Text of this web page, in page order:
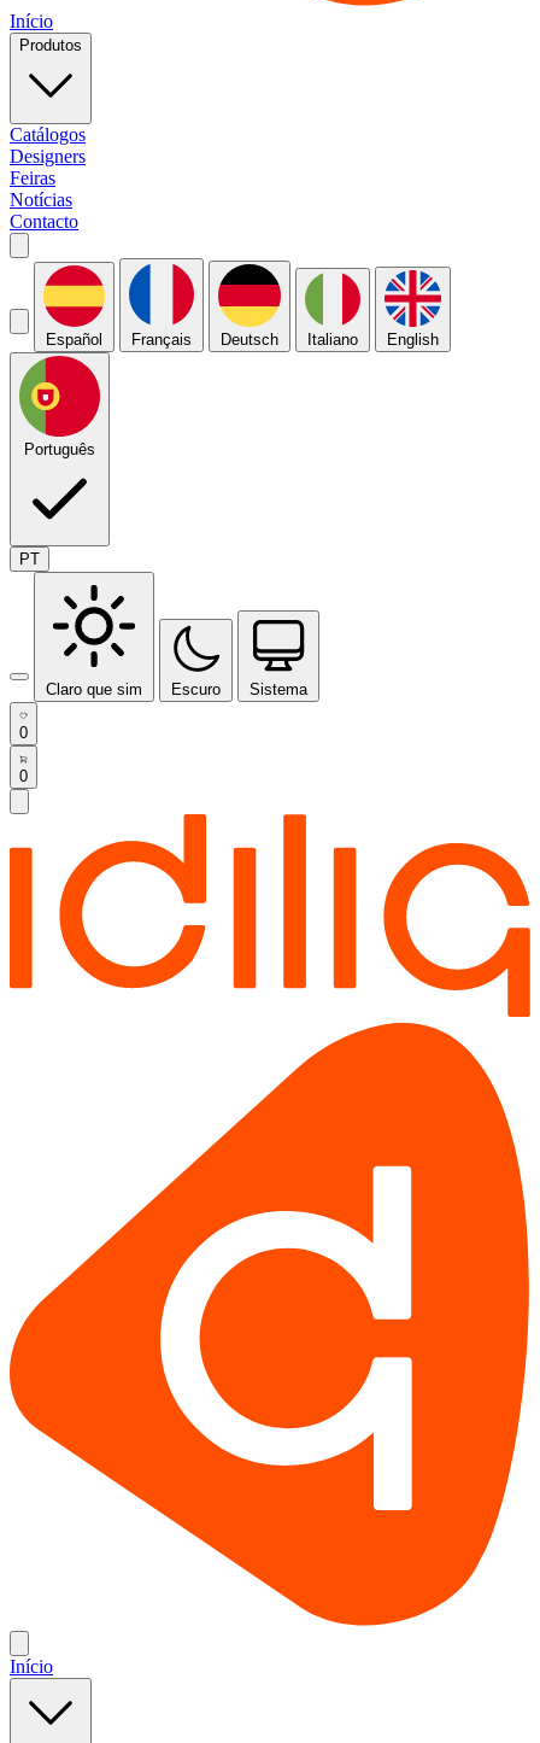
Início
Produtos
Catálogos
Designers
Feiras
Notícias
Contacto
Español Français Deutsch Italiano English
Português
PT
Claro que sim Escuro Sistema
0
0
Início